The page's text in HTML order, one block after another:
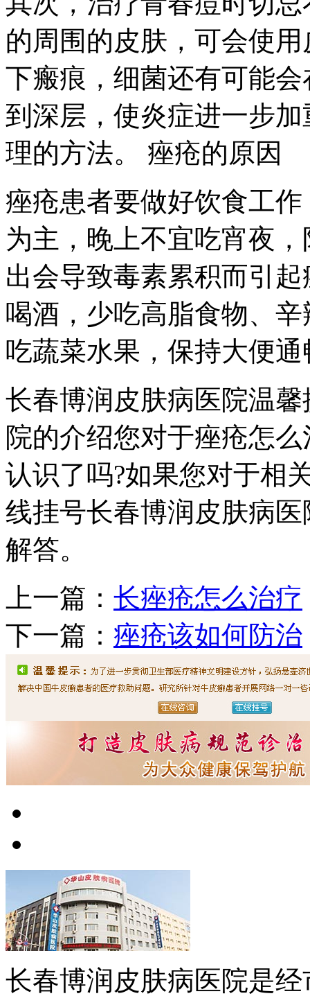
的周围的皮肤，可会使
下瘢痕，细菌还有可能
到深层，使炎症进一步
理的方法。 痤疮的原因
痤疮患者要做好饮食工
为主，晚上不宜吃宵夜
出会导致毒素累积而引
喝酒，少吃高脂食物、
吃蔬菜水果，保持大便通
长春博润皮肤病医院温
院的介绍您对于痤疮怎
认识了吗?如果您对于相
线挂号长春博润皮肤病
解答。
上一篇： 长痤疮怎么治疗
下一篇： 痤疮该如何防治
长春博润皮肤病医院是